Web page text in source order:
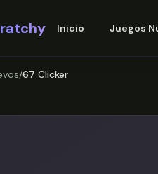
Inicio Juegos
/67 Clicker